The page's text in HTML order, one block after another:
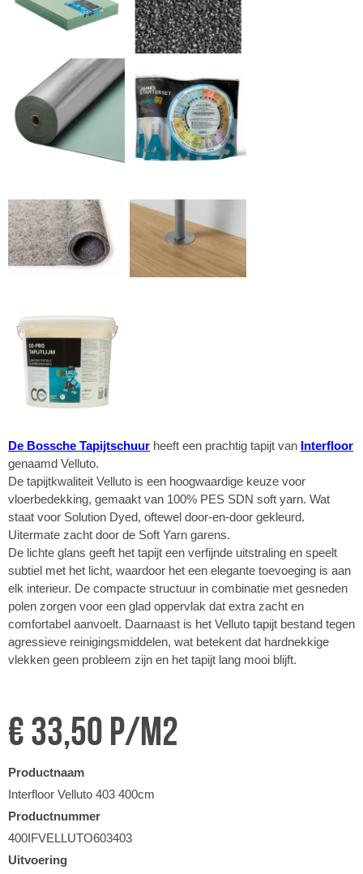
De Bossche Tapijtschuur heeft een prachtig tapijt van Interfloor
genaamd Velluto.
De tapijtkwaliteit Velluto is een hoogwaardige keuze voor
vloerbedekking, gemaakt van 100% PES SDN soft yarn. Wat
staat voor Solution Dyed, oftewel door-en-door gekleurd.
Uitermate zacht door de Soft Yarn garens.
De lichte glans geeft het tapijt een verfijnde uitstraling en speelt
subtiel met het licht, waardoor het een elegante toevoeging is aan
elk interieur. De compacte structuur in combinatie met gesneden
polen zorgen voor een glad oppervlak dat extra zacht en
comfortabel aanvoelt. Daarnaast is het Velluto tapijt bestand tegen
agressieve reinigingsmiddelen, wat betekent dat hardnekkige
vlekken geen probleem zijn en het tapijt lang mooi blijft.
€ 33,50 p/m2
Productnaam
Interfloor Velluto 403 400cm
Productnummer
400IFVELLUTO603403
Uitvoering